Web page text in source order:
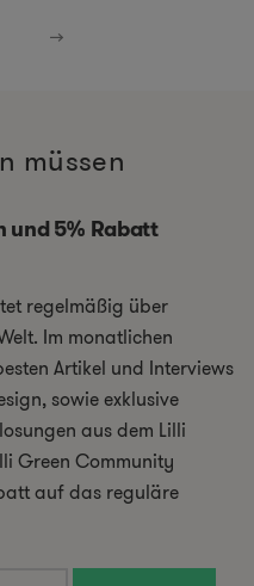
→
müssen
und 5% Rabatt
regelmäßig über
Im monatlichen
Artikel und Interviews
sowie exklusive
aus dem Lilli
Green Community
auf das reguläre